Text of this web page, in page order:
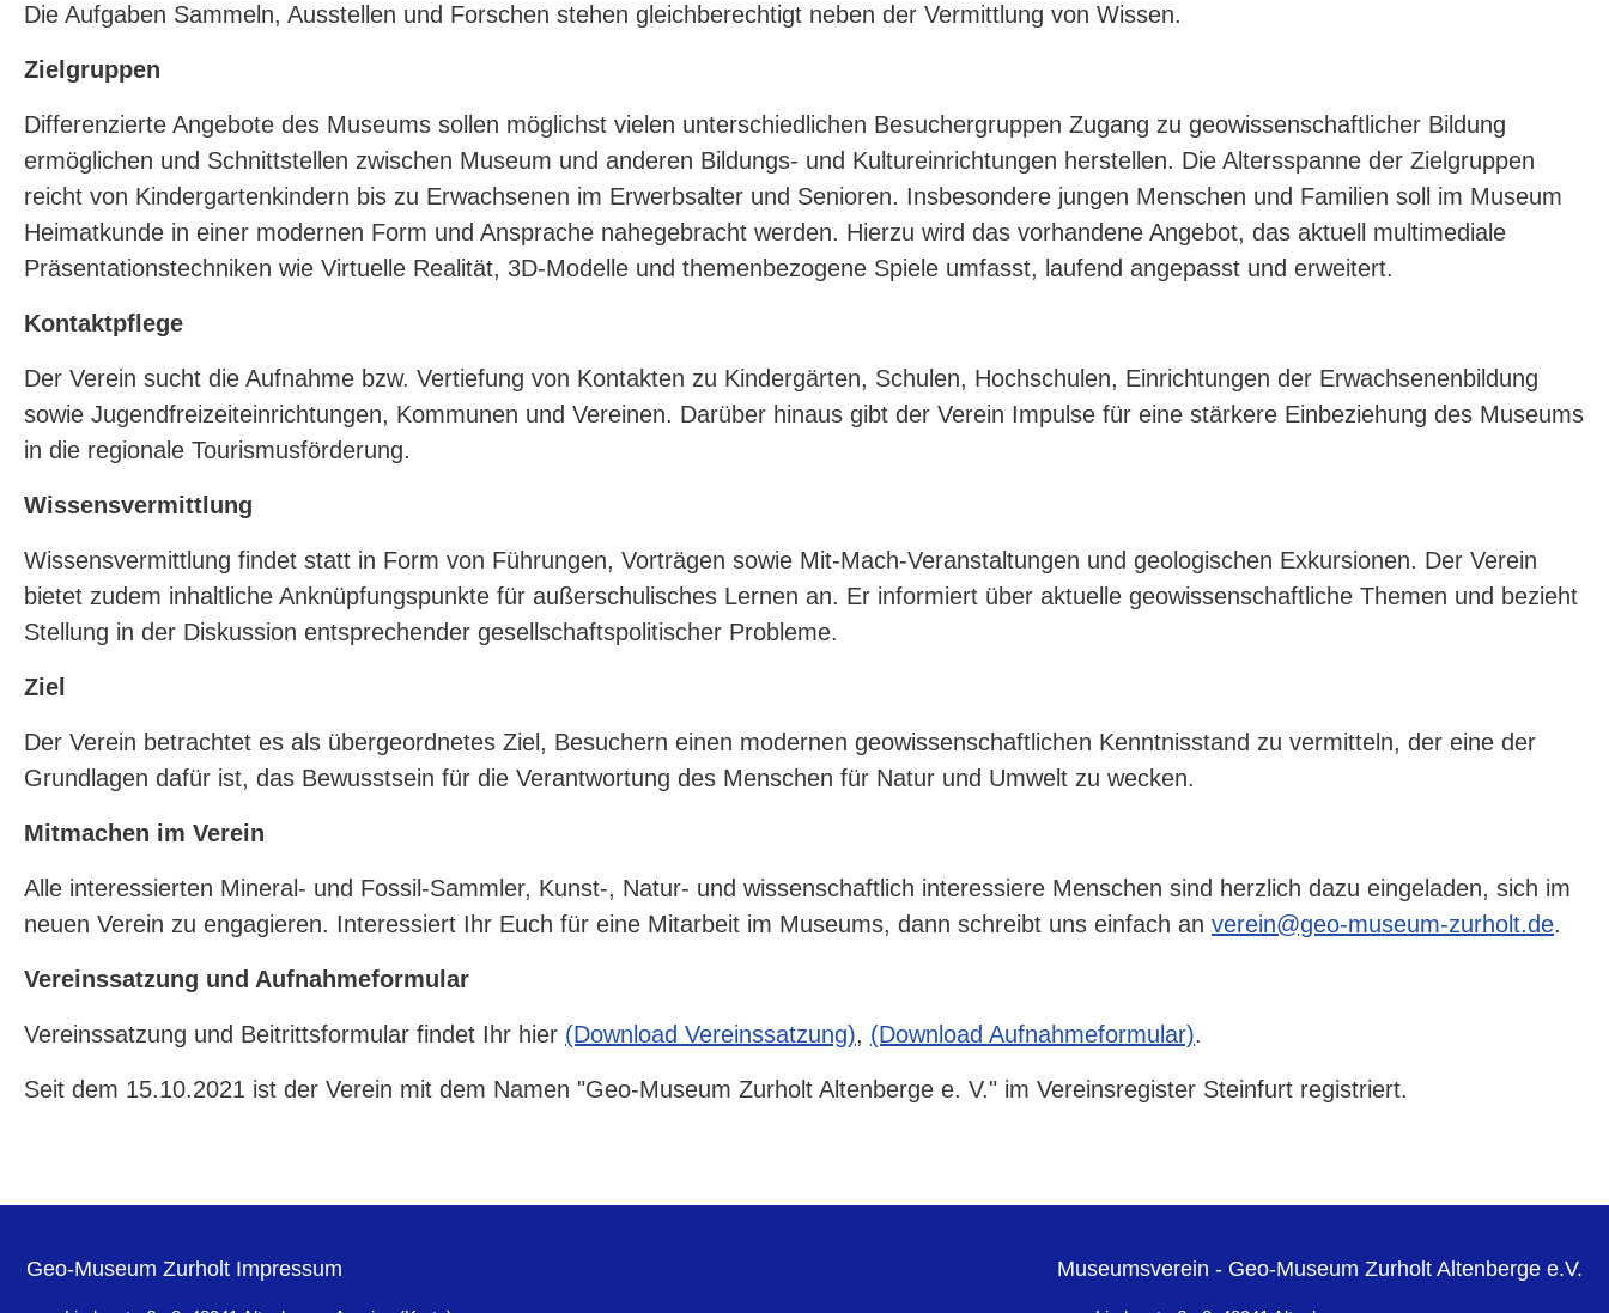
Die Aufgaben Sammeln, Ausstellen und Forschen stehen gleichberechtigt neben der Vermittlung von Wissen.
Zielgruppen
Differenzierte Angebote des Museums sollen möglichst vielen unterschiedlichen Besuchergruppen Zugang zu geowissenschaftlicher Bildung
ermöglichen und Schnittstellen zwischen Museum und anderen Bildungs- und Kultureinrichtungen herstellen. Die Altersspanne der Zielgruppen
reicht von Kindergartenkindern bis zu Erwachsenen im Erwerbsalter und Senioren. Insbesondere jungen Menschen und Familien soll im Museum
Heimatkunde in einer modernen Form und Ansprache nahegebracht werden. Hierzu wird das vorhandene Angebot, das aktuell multimediale
Präsentationstechniken wie Virtuelle Realität, 3D-Modelle und themenbezogene Spiele umfasst, laufend angepasst und erweitert.
Kontaktpflege
Der Verein sucht die Aufnahme bzw. Vertiefung von Kontakten zu Kindergärten, Schulen, Hochschulen, Einrichtungen der Erwachsenenbildung
sowie Jugendfreizeiteinrichtungen, Kommunen und Vereinen. Darüber hinaus gibt der Verein Impulse für eine stärkere Einbeziehung des Museums
in die regionale Tourismusförderung.
Wissensvermittlung
Wissensvermittlung findet statt in Form von Führungen, Vorträgen sowie Mit-Mach-Veranstaltungen und geologischen Exkursionen. Der Verein
bietet zudem inhaltliche Anknüpfungspunkte für außerschulisches Lernen an. Er informiert über aktuelle geowissenschaftliche Themen und bezieht
Stellung in der Diskussion entsprechender gesellschaftspolitischer Probleme.
Ziel
Der Verein betrachtet es als übergeordnetes Ziel, Besuchern einen modernen geowissenschaftlichen Kenntnisstand zu vermitteln, der eine der
Grundlagen dafür ist, das Bewusstsein für die Verantwortung des Menschen für Natur und Umwelt zu wecken.
Mitmachen im Verein
Alle interessierten Mineral- und Fossil-Sammler, Kunst-, Natur- und wissenschaftlich interessiere Menschen sind herzlich dazu eingeladen, sich im
neuen Verein zu engagieren. Interessiert Ihr Euch für eine Mitarbeit im Museums, dann schreibt uns einfach an verein@geo-museum-zurholt.de.
Vereinssatzung und Aufnahmeformular
Vereinssatzung und Beitrittsformular findet Ihr hier (Download Vereinssatzung), (Download Aufnahmeformular).
Seit dem 15.10.2021 ist der Verein mit dem Namen "Geo-Museum Zurholt Altenberge e. V." im Vereinsregister Steinfurt registriert.
Geo-Museum Zurholt Impressum Museumsverein - Geo-Museum Zurholt Altenberge e.V.